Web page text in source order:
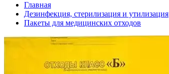
Главная
Дезинфекция, стерилизация и утилизация
Пакеты для медицинских отходов